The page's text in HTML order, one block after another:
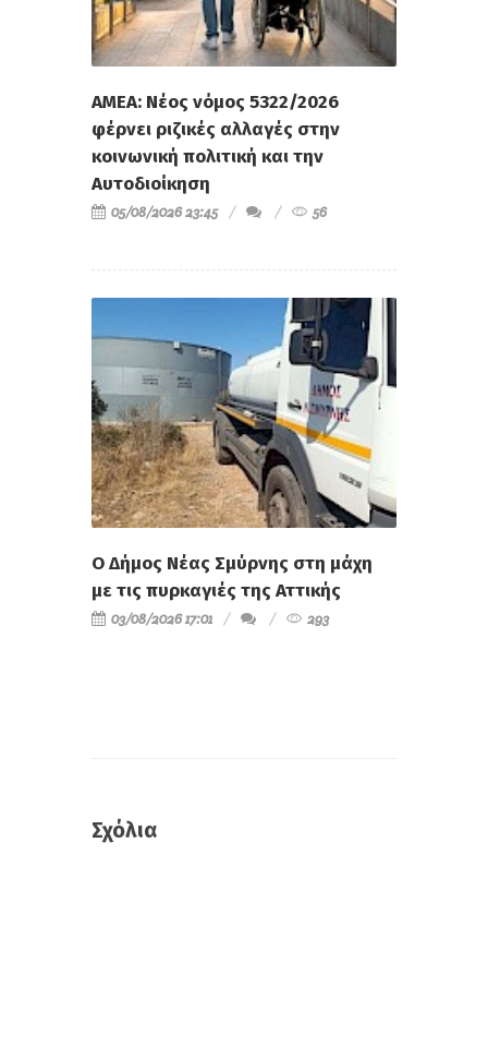
ΑΜΕΑ: Νέος νόμος 5322/2026
φέρνει ριζικές αλλαγές στην
κοινωνική πολιτική και την
Αυτοδιοίκηση
05/08/2026 23:45 56
Ο Δήμος Νέας Σμύρνης στη μάχη
με τις πυρκαγιές της Αττικής
03/08/2026 17:01 293
Σχόλια